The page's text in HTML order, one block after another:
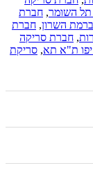
השומר, חברת
השרון, חברת
, חברת סריקה
ת"א תא, סריקת